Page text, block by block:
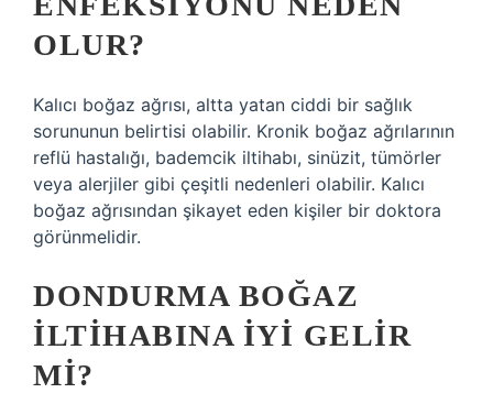
OLUR?
Kalıcı boğaz ağrısı, altta yatan ciddi bir sağlık
sorununun belirtisi olabilir. Kronik boğaz ağrılarının
reflü hastalığı, bademcik iltihabı, sinüzit, tümörler
veya alerjiler gibi çeşitli nedenleri olabilir. Kalıcı
boğaz ağrısından şikayet eden kişiler bir doktora
görünmelidir.
DONDURMA BOĞAZ
ILTIHABINA IYI GELIR
MI?